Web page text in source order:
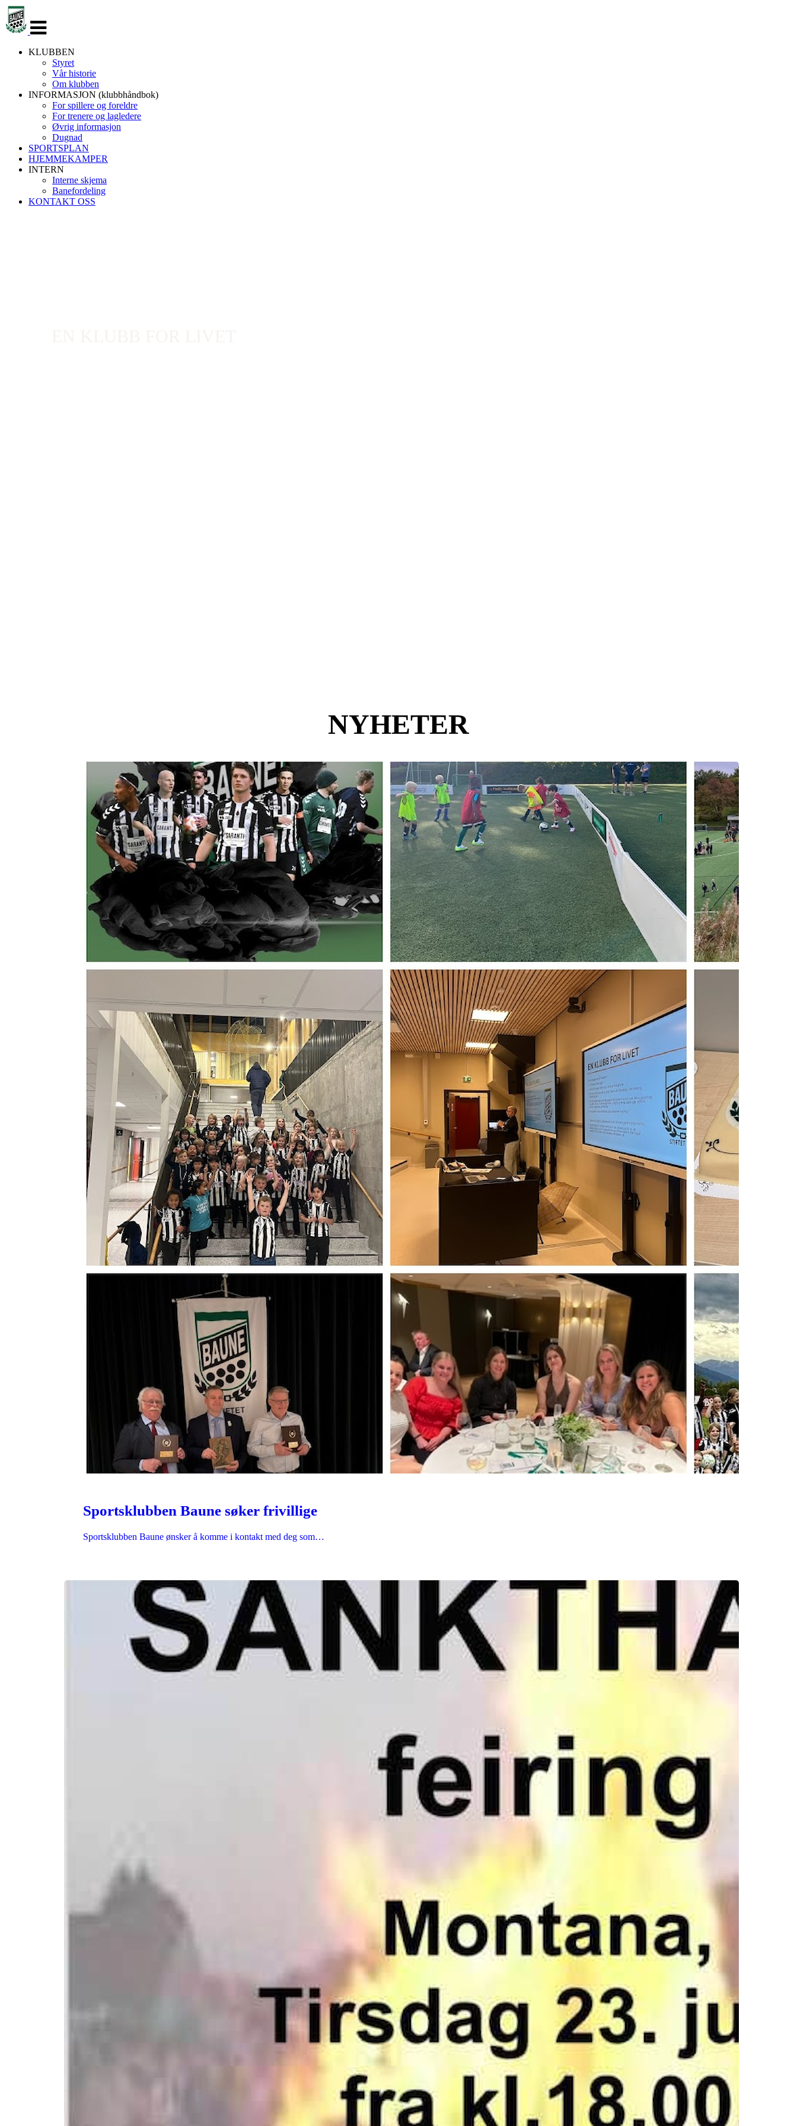
navigasjon
KLUBBEN
Styret
Vår historie
Om klubben
INFORMASJON (klubbhåndbok)
For spillere og foreldre
For trenere og lagledere
Øvrig informasjon
Dugnad
SPORTSPLAN
HJEMMEKAMPER
INTERN
Interne skjema
Banefordeling
KONTAKT OSS
NYHETER
Sportsklubben Baune søker frivillige
Sportsklubben Baune ønsker å komme i kontakt med deg som…